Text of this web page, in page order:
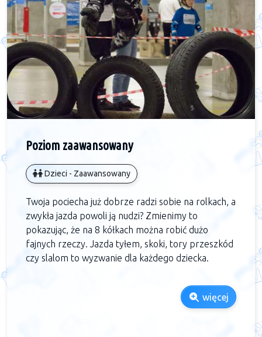
Poziom zaawansowany
Dzieci - Zaawansowany
Twoja pociecha już dobrze radzi sobie na rolkach, a
zwykła jazda powoli ją nudzi? Zmienimy to
pokazując, że na 8 kółkach można robić dużo
fajnych rzeczy. Jazda tyłem, skoki, tory przeszkód
czy slalom to wyzwanie dla każdego dziecka.
więcej